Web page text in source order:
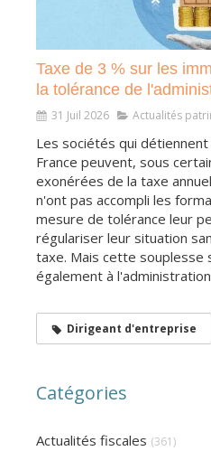
Taxe de 3 % sur les
la tolérance de
31 Juil 2026 Actualités
Les sociétés qui
France peuvent, sous
exonérées de la taxe
n'ont pas accompli les
mesure de tolérance leur
régulariser leur situation
taxe. Mais cette souplesse
également à
Dirigeant d'entreprise
Catégories
Actualités fiscales (361)